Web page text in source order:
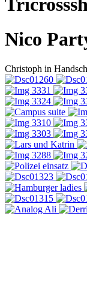
Nico
Christoph in